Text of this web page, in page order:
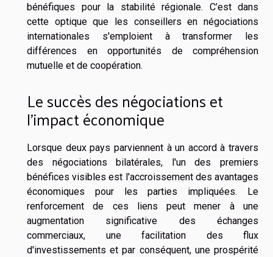
bénéfiques pour la stabilité régionale. C’est dans
cette optique que les conseillers en négociations
internationales s'emploient à transformer les
différences en opportunités de compréhension
mutuelle et de coopération.
Le succès des négociations et
l'impact économique
Lorsque deux pays parviennent à un accord à travers
des négociations bilatérales, l'un des premiers
bénéfices visibles est l'accroissement des avantages
économiques pour les parties impliquées. Le
renforcement de ces liens peut mener à une
augmentation significative des échanges
commerciaux, une facilitation des flux
d'investissements et par conséquent, une prospérité